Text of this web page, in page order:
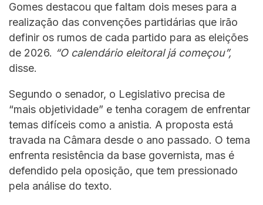
Gomes destacou que faltam dois meses para a
realização das convenções partidárias que irão
definir os rumos de cada partido para as eleições
de 2026. “O calendário eleitoral já começou”,
disse.
Segundo o senador, o Legislativo precisa de
“mais objetividade” e tenha coragem de enfrentar
temas difíceis como a anistia. A proposta está
travada na Câmara desde o ano passado. O tema
enfrenta resistência da base governista, mas é
defendido pela oposição, que tem pressionado
pela análise do texto.